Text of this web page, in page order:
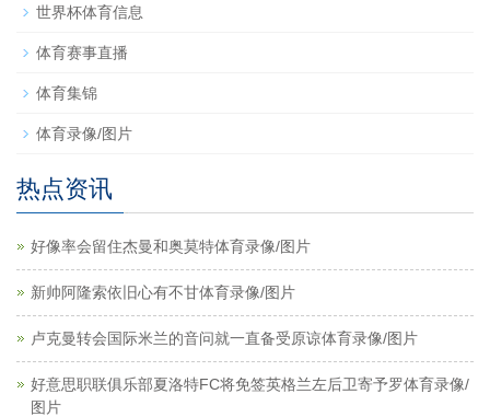
世界杯体育信息
体育赛事直播
体育集锦
体育录像/图片
热点资讯
好像率会留住杰曼和奥莫特体育录像/图片
新帅阿隆索依旧心有不甘体育录像/图片
卢克曼转会国际米兰的音问就一直备受原谅体育录像/图片
好意思职联俱乐部夏洛特FC将免签英格兰左后卫寄予罗体育录像/
图片